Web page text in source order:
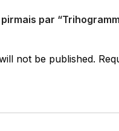
par
not be published.